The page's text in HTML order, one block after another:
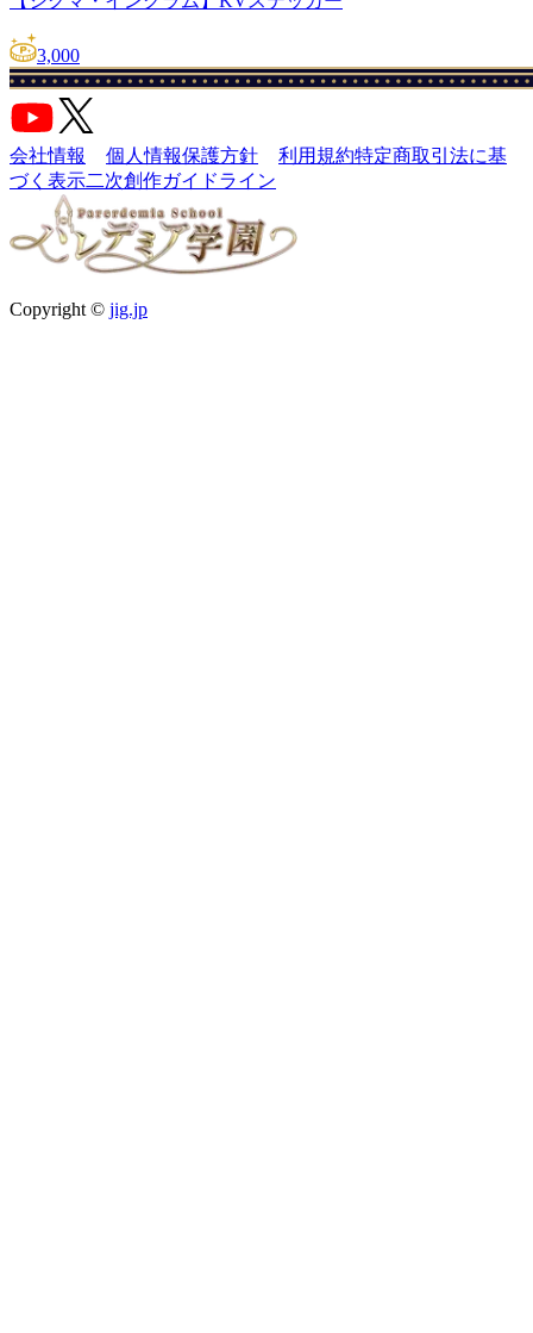
3,000
会社情報 個人情報保護方針 利用規約特定商取引法に基
づく表示二次創作ガイドライン
Copyright © jig.jp